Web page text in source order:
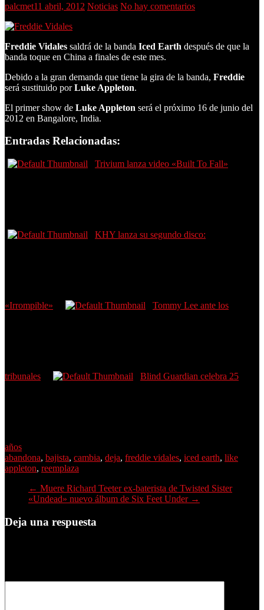
palcmet11 abril, 2012 Noticias No hay comentarios
Freddie Vidales saldrá de la banda Iced Earth después de que la
banda toque en China a finales de este mes.
Debido a la gran demanda que tiene la gira de la banda, Freddie
será sustituido porLuke Appleton.
El primer show de Luke Appleton será el próximo 16 de junio del
2012 en Bangalore, India.
Entradas Relacionadas:
Trivium lanza video «Built To Fall»
KHY lanza su segundo disco:
«Irrompible» Tommy Lee ante los
tribunales Blind Guardian celebra 25
años
abandona, bajista, cambia, deja, freddie vidales, iced earth, like
appleton, reemplaza
← Muere Richard Teeter ex-baterista de Twisted Sister
«Undead» nuevo álbum de Six Feet Under →
Deja una respuesta